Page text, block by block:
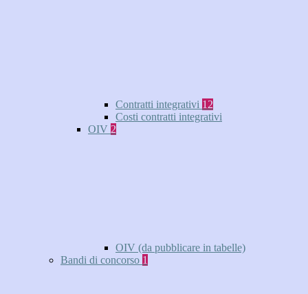
Contratti integrativi 12
Costi contratti integrativi
OIV 2
OIV (da pubblicare in tabelle)
Bandi di concorso 1